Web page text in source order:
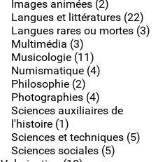
Images animées (2)
Langues et littératures (22)
Langues rares ou mortes (3)
Multimédia (3)
Musicologie (11)
Numismatique (4)
Philosophie (2)
Photographies (4)
Sciences auxiliaires de
l'histoire (1)
Sciences et techniques (5)
Sciences sociales (5)